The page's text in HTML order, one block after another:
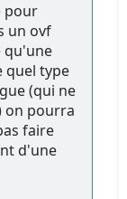
pour
un ovf
qu'une
quel type
(qui ne
on pourra
faire
d'une